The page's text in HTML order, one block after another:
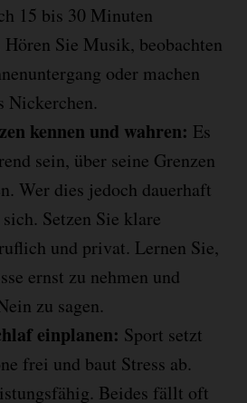
15 bis 30 Minuten
Hören Sie Musik, beobachten
oder machen
Nickerchen.
kennen und wahren: Es
sein, über seine Grenzen
Wer dies jedoch dauerhaft
Setzen Sie klare
und privat. Lernen Sie,
ernst zu nehmen und
zu sagen.
einplanen: Sport setzt
frei und baut Stress ab.
Beides fällt oft